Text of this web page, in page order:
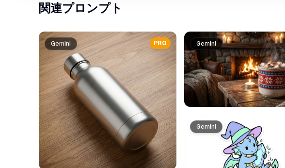
関連プロンプト
PRO
Gemini Gemini
Gemini